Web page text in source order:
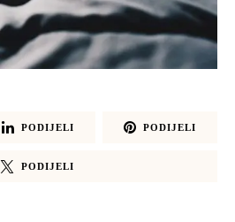
PODIJELI PODIJELI
PODIJELI